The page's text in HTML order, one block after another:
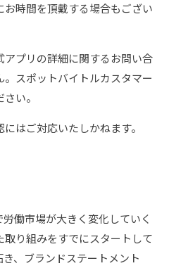
時間を頂戴する場合もござい
プリの詳細に関するお問い合
スポットバイトルカスタマー
い。
はご対応いたしかねます。
働市場が大きく変化していく
り組みをすでにスタートして
、ブランドステートメント